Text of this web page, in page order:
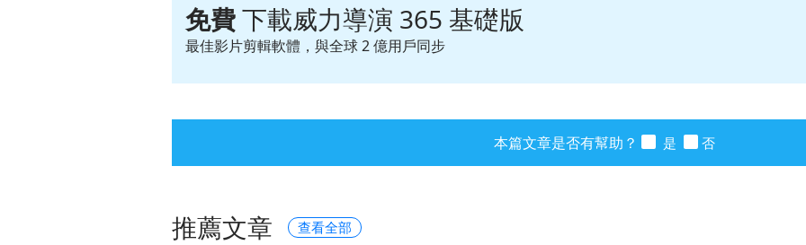
免費下載威力導演 365 基礎版
最佳影片剪輯軟體，與全球 2 億用戶同步
本篇文章是否有幫助？ 是 否
推薦文章 查看全部